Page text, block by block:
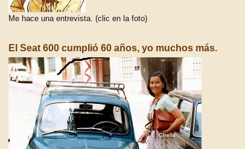
Me hace una entrevista. (clic en la foto)
El Seat 600 cumplió 60 años, yo muchos más.